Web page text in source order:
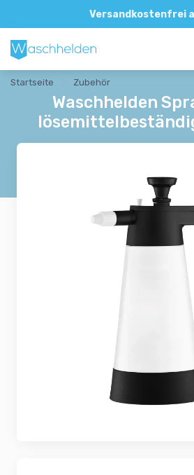
Versandkostenfrei
Direkte und persönliche
Startseite Zubehör
Waschhelden